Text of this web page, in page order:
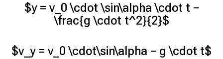
$y = v_0 \cdot \sin\alpha \cdot t −
\frac{g \cdot t^2}{2}$
$v_y = v_0 \cdot\sin\alpha − g \cdot t$